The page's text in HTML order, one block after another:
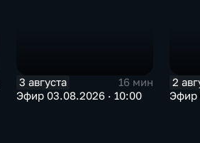
3 августа
16 мин
Эфир 03.08.2026 · 10:00
2
Эфир